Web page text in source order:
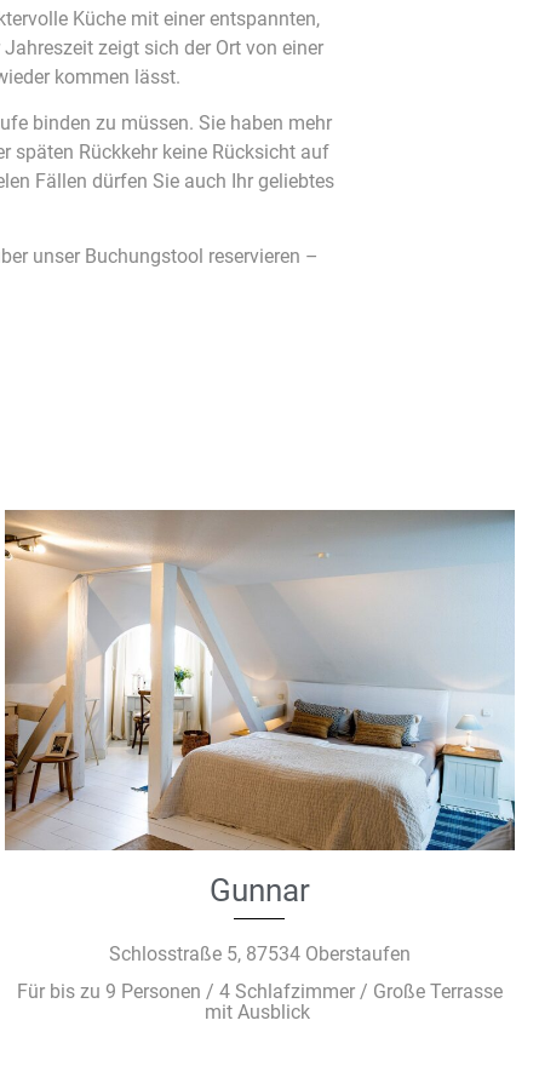
Küche mit einer entspannten,
zeigt sich der Ort von einer
kommen lässt.
binden zu müssen. Sie haben mehr
späten Rückkehr keine Rücksicht auf
Fällen dürfen Sie auch Ihr geliebtes
unser Buchungstool reservieren –
Gunnar
Schlosstraße 5, 87534 Oberstaufen
Für bis zu 9 Personen / 4 Schlafzimmer / Große Terrasse
mit Ausblick